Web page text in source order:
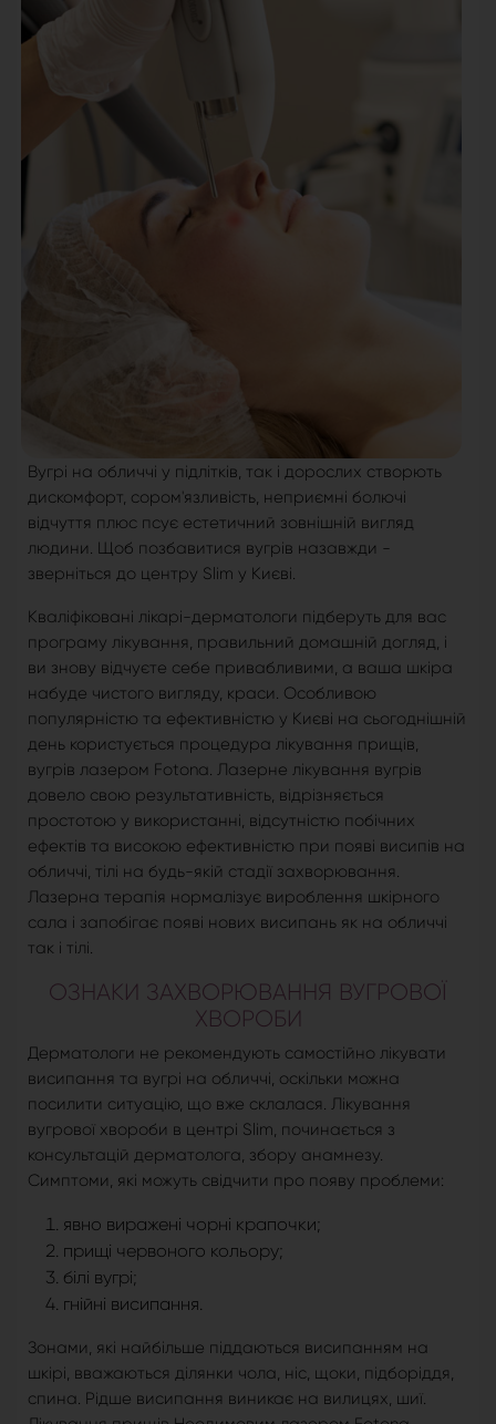
Вугрі на обличчі у підлітків, так і дорослих створють
дискомфорт, сором'язливість, неприємні болючі
відчуття плюс псує естетичний зовнішній вигляд
людини. Щоб позбавитися вугрів назавжди -
зверніться до центру Slim у Києві.
Кваліфіковані лікарі-дерматологи підберуть для вас
програму лікування, правильний домашній догляд, і
ви знову відчуєте себе привабливими, а ваша шкіра
набуде чистого вигляду, краси. Особливою
популярністю та ефективністю у Києві на сьогоднішній
день користується процедура лікування прищів,
вугрів лазером Fotona. Лазерне лікування вугрів
довело свою результативність, відрізняється
простотою у використанні, відсутністю побічних
ефектів та високою ефективністю при появі висипів на
обличчі, тілі на будь-якій стадії захворювання.
Лазерна терапія нормалізує вироблення шкірного
сала і запобігає появі нових висипань як на обличчі
так і тілі.
ОЗНАКИ ЗАХВОРЮВАННЯ ВУГРОВОЇ
ХВОРОБИ
Дерматологи не рекомендують самостійно лікувати
висипання та вугрі на обличчі, оскільки можна
посилити ситуацію, що вже склалася. Лікування
вугрової хвороби в центрі Slim, починається з
консультацій дерматолога, збору анамнезу.
Симптоми, які можуть свідчити про появу проблеми:
явно виражені чорні крапочки;
прищі червоного кольору;
білі вугрі;
гнійні висипання.
Зонами, які найбільше піддаються висипанням на
шкірі, вважаються ділянки чола, ніс, щоки, підборіддя,
спина. Рідше висипання виникає на вилицях, шиї.